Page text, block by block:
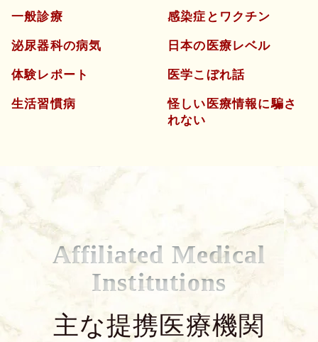
一般診療
泌尿器科の病気
体験レポート
生活習慣病
感染症とワクチン
日本の医療レベル
医学こぼれ話
怪しい医療情報に騙さ
れない
Affiliated Medical
Institutions
主な提携医療機関